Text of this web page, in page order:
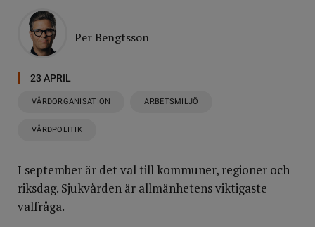
Per Bengtsson
23 APRIL
VÅRDORGANISATION ARBETSMILJÖ
VÅRDPOLITIK
I september är det val till kommuner, regioner och
riksdag. Sjukvården är allmänhetens viktigaste
valfråga.